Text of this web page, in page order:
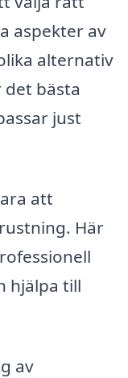
aspekter av
alternativ
bästa
just
att
Här
hjälpa till
av